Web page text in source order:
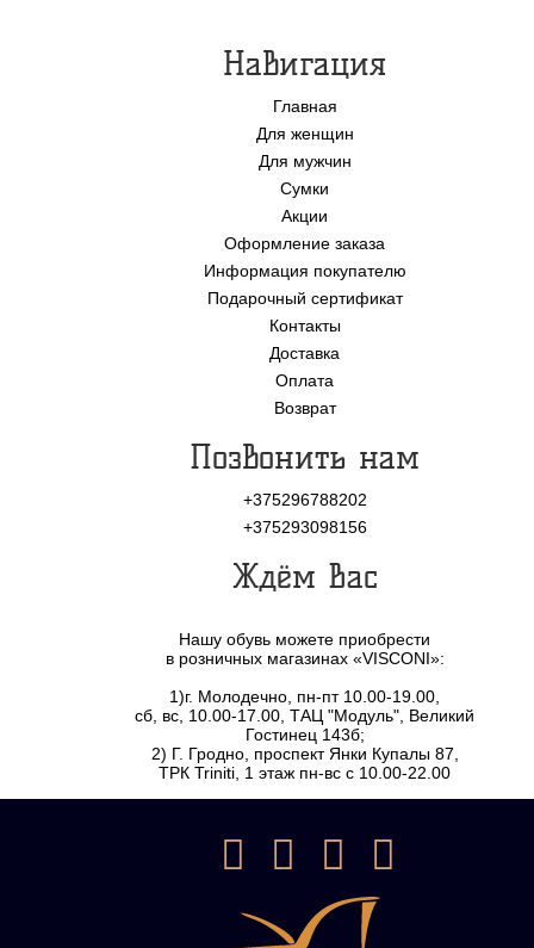
Навигация
Главная
Для женщин
Для мужчин
Сумки
Акции
Оформление заказа
Информация покупателю
Подарочный сертификат
Контакты
Доставка
Оплата
Возврат
Позвонить нам
+375296788202
+375293098156
Ждём Вас
Нашу обувь можете приобрести
в розничных магазинах «VISCONI»:
1)г. Молодечно, пн-пт 10.00-19.00,
сб, вс, 10.00-17.00, ТАЦ "Модуль", Великий
Гостинец 143б;
2) Г. Гродно, проспект Янки Купалы 87,
ТРК Triniti, 1 этаж пн-вс с 10.00-22.00